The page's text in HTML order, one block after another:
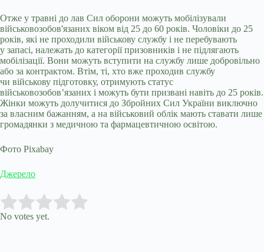
Отже у травні до лав Сил оборони можуть мобілізували
військовозобов'язаних віком від 25 до 60 років. Чоловіки до 25
років, які не проходили військову службу і не перебувають
у запасі, належать до категорії призовників і не підлягають
мобілізації. Вони можуть вступити на службу лише добровільно
або за контрактом. Втім, ті, хто вже проходив службу
чи військову підготовку, отримують статус
військовозобов’язаних і можуть бути призвані навіть до 25 років.
Жінки можуть долучитися до Збройних Сил України виключно
за власним бажанням, а на військовий облік мають ставати лише
громадянки з медичною та фармацевтичною освітою.
Фото Pixabay
Джерело
Rate this item:
No votes yet.